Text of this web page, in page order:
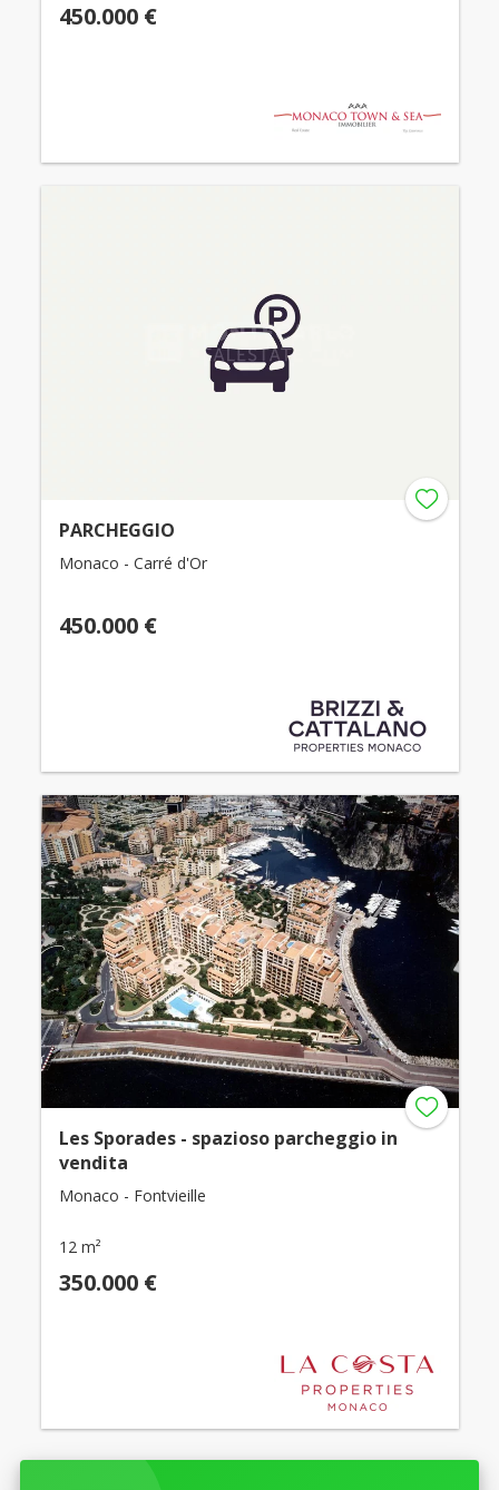
450.000 €
PARCHEGGIO
Monaco - Carré d'Or
450.000 €
Les Sporades - spazioso parcheggio in
vendita
Monaco - Fontvieille
12 m²
350.000 €